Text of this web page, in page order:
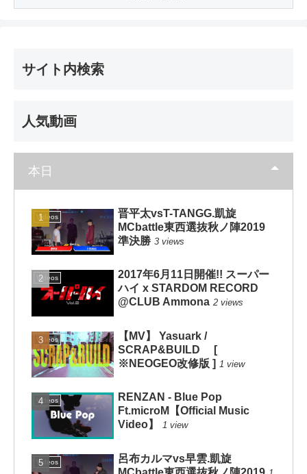
サイト内検索
人気動画
本日
Videos
晋平太vsT-TANGG.凱旋
MCbattle東西選抜秋ノ陣2019
準決勝 3 views
Videos
2017年6月11日開催!! スーパー
ハイ x STARDOM RECORD
@CLUB Ammona 2 views
Videos
【MV】 Yasuark /
SCRAP&BUILD [
※NEOGEO改修版 ] 1 view
Videos
RENZAN - Blue Pop
Ft.microM【Official Music
Video】
1 view
Videos
呂布カルマvs早雲.凱旋